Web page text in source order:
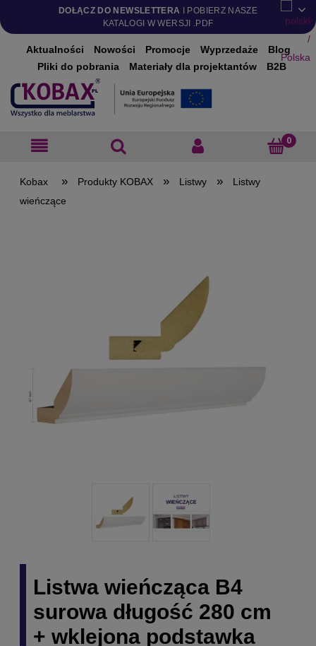
DOŁĄCZ DO NEWSLETTERA I POBIERZ NASZE
KATALOGI W WERSJI .PDF
Aktualności Nowości Promocje Wyprzedaże
Blog
Pliki do pobrania
Materiały dla projektantów B2B
» Produkty KOBAX » Listwy »
Listwy
wieńczące
Listwa wieńcząca B4
surowa długość 280 cm
+ wklejona podstawka